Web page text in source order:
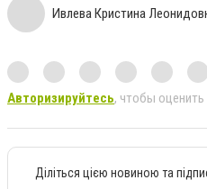
Ивлева Кристина
Авторизируйтесь, чтобы оценить
Діліться цією новиною та